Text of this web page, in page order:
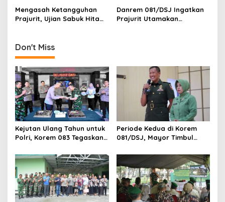
o
n
Prajurit
Mengasah Ketangguhan
Prajurit, Ujian Sabuk Hitam
Danrem 081/DSJ Ingatkan
Prajurit Utamakan
Don't Miss
Kejutan Ulang Tahun untuk
Polri, Korem 083 Tegaskan
Malang
Periode Kedua di Korem
081/DSJ, Mayor Timbul